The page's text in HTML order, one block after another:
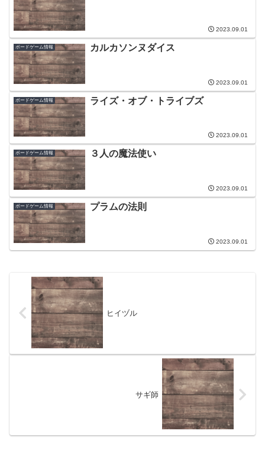
2023.09.01
ボードゲーム情報 カルカソンヌダイス
2023.09.01
ボードゲーム情報 ライズ・オブ・トライブズ
2023.09.01
ボードゲーム情報 ３人の魔法使い
2023.09.01
ボードゲーム情報 プラムの法則
2023.09.01
ヒイヅル
サギ師